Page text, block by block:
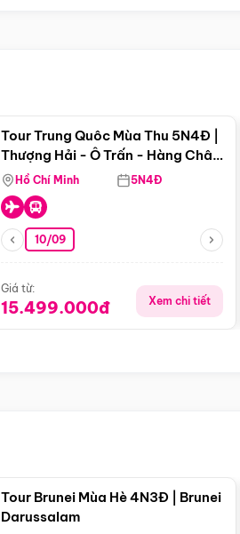
Tour Trung Quôc Mùa Thu 5N4Đ |
Thượng Hải - Ô Trấn - Hàng Châu
(Tour Không Shopping)
Hồ Chí Minh 5N4Đ
10/09
Giá từ:
15.499.000đ Xem chi tiết
Tour Brunei Mùa Hè 4N3Đ | Brunei
Darussalam